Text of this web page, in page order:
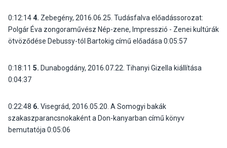
0:12:144. Zebegény, 2016.06.25. Tudásfalva előadássorozat:
Polgár Éva zongoraművész Nép-zene, Impresszió - Zenei kultúrák
ötvöződése Debussy-tól Bartokig című előadása 0:05:57
0:18:11 5. Dunabogdány, 2016.07.22. Tihanyi Gizella kiállítása
0:04:37
0:22:48 6. Visegrád, 2016.05.20. A Somogyi bakák
szakaszparancsnokaként a Don-kanyarban című könyv
bemutatója 0:05:06